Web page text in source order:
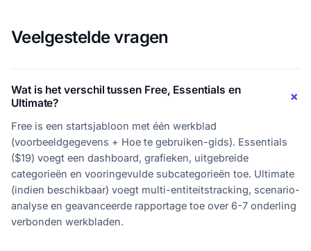
Veelgestelde vragen
Wat is het verschil tussen Free, Essentials en
Ultimate?
Free is een startsjabloon met één werkblad
(voorbeeldgegevens + Hoe te gebruiken-gids). Essentials
($19) voegt een dashboard, grafieken, uitgebreide
categorieën en vooringevulde subcategorieën toe. Ultimate
(indien beschikbaar) voegt multi-entiteitstracking, scenario-
analyse en geavanceerde rapportage toe over 6-7 onderling
verbonden werkbladen.